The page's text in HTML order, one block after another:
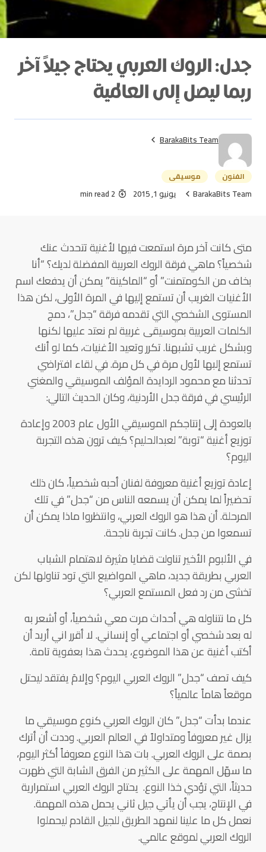
جدل: الروك العربي يحتاج جيلاً آخر
ربما ليصل إلى العالمية
BarakaBits Team
الفنون موسيقى
BarakaBits Team يونيو 1, 2015 2 min read
متى كانت آخر مرة استمعت فيها لأغنية تتحدث عنك
شخصياً؟ ماهي فرقة الروك العربية المفضلة لديك؟ “أنا
بخاف من الكومتمنت” أو “الماكينة” يمكن أن يدفعك اسم
الأغنيات الغريب أن تستمع إليها في المرة الأولى، لكن هذا
المستوى الشخصي التي تقدمه فرقة “جدل”، دمج
الكلمات العربية بموسيقى غربية لم نعتد عليها لكنها
وبشكل غريب تشبهنا. تكرر وتعيد الأغنيات، كما لو أنك
تستمع إلبها لأول مرة في كل مرة. في لقاء افتراضي
تحدثنا مع محمود الردايدة المؤلف الموسيقي والمغني
الرئيسي في فرقة جدل الأردنية، وكان الحديث التالي:
بالعودة إلى إنتاجكم الموسيقي الأول عام 2003 وإعادة
توزيع أغنية “توبة” لعبدالحليم؟ كيف ترون هذه التجربة
اليوم؟
إعادة توزيع أغنية معروفة لفنان أحبه شخصياً، كان ذلك
تحضيراً لما يمكن أن يسمعه الناس من “جدل” في تلك
المرحلة. أن هذا هو الروك العربي، وانتظروا ماذا يمكن أن
تسمعوا من جدل. كانت تجربة ناجحة.
في الألبوم الأخير تناولت قضايا مثيرة لاهتمام الشباب
العربي بطريقة جديد، ماهي المواضيع التي تود تناولها لكن
تخشى من رد فعل المستمع العربي؟
كل ما نتناوله هي أحداث مرت معي شخصياً، أو أشعر به
له بعد شخصي أو اجتماعي أو إنساني. لا أقرر اني أريد أن
أكتب أغنية عن هذا الموضوع، يحدث هذا بعفوية تامة.
كيف تصف “جدل” الروك العربي اليوم؟ وإلامَ يفتقد ليحتل
موقعاً هاماً عالمياً؟
عندما بدأت “جدل” كان الروك العربي كنوع موسيقي ما
يزال غير معروفاً ومتداولاً في العالم العربي. وددت أن أترك
بصمة على الروك العربي. بات هذا النوع معروفاً أكثر اليوم،
ما سهّل المهمة على الكثير من الفرق الشابة التي ظهرت
حديثاً، التي تؤدي خذا النوع. يحتاج الروك العربي استمرارية
في الإنتاج، يجب أن يأتي جيل ثاني يحمل هذه المهمة.
نعمل كل ما علينا لنمهد الطريق للجيل القادم ليحملوا
الروك العربي لموقع عالمي.